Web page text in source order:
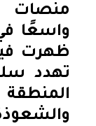
منصات
واسعًا
ظهرت
تهدد